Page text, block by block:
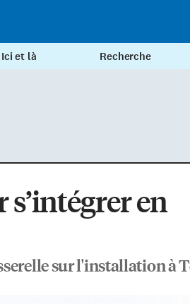
Ici et là Recherche
en
sur l'installation à